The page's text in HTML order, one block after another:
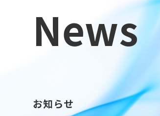
News
お知らせ